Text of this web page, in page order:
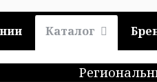
Каталог